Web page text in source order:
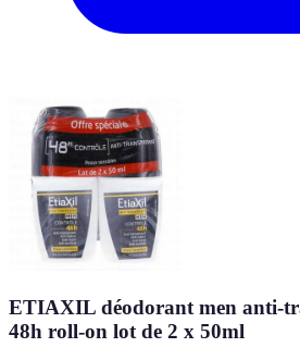
ETIAXIL déodorant men anti-
48h roll-on lot de 2 x 50ml